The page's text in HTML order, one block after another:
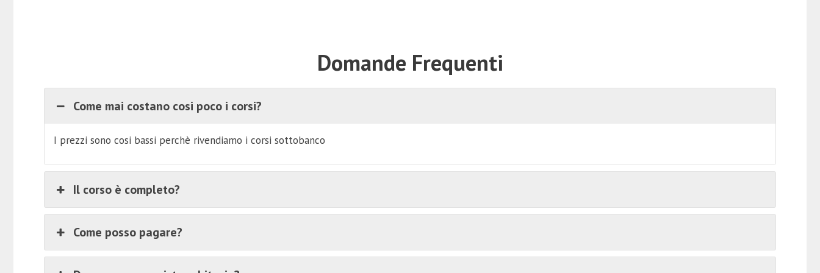
Domande Frequenti
Come mai costano cosi poco i corsi?
I prezzi sono cosi bassi perchè rivendiamo i corsi sottobanco
Il corso è completo?
Come posso pagare?